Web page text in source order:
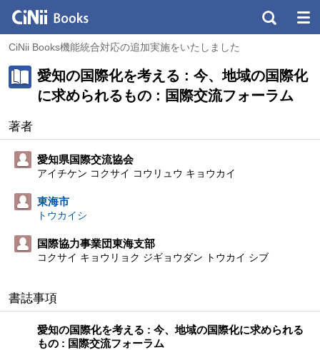
CiNii Books機能統合対応の追加実施をいたしました
愛知の国際化を考える : 今、地域の国際化
に求められるもの : 国際交流フォーラム
著者
愛知県国際交流協会
アイチケン コクサイ コウリュウ キョウカイ
東海市
トウカイシ
国際協力事業団東海支部
コクサイ キョウリョク ジギョウダン トウカイ シブ
書誌事項
愛知の国際化を考える : 今、地域の国際化に求められる
もの : 国際交流フォーラム